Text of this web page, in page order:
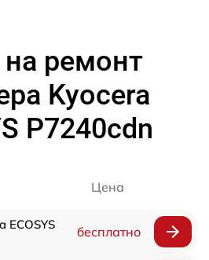
ремонт
Kyocera
P7240cdn
Цена
ECOSYS
бесплатно